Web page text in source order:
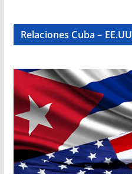
Relaciones Cuba – EE.UU